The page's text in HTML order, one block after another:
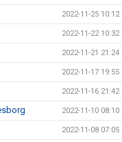
2022-11-25 10:12
2022-11-22 10:32
2022-11-21 21:24
2022-11-17 19:55
2022-11-16 21:42
2022-11-10 08:10
2022-11-08 07:05